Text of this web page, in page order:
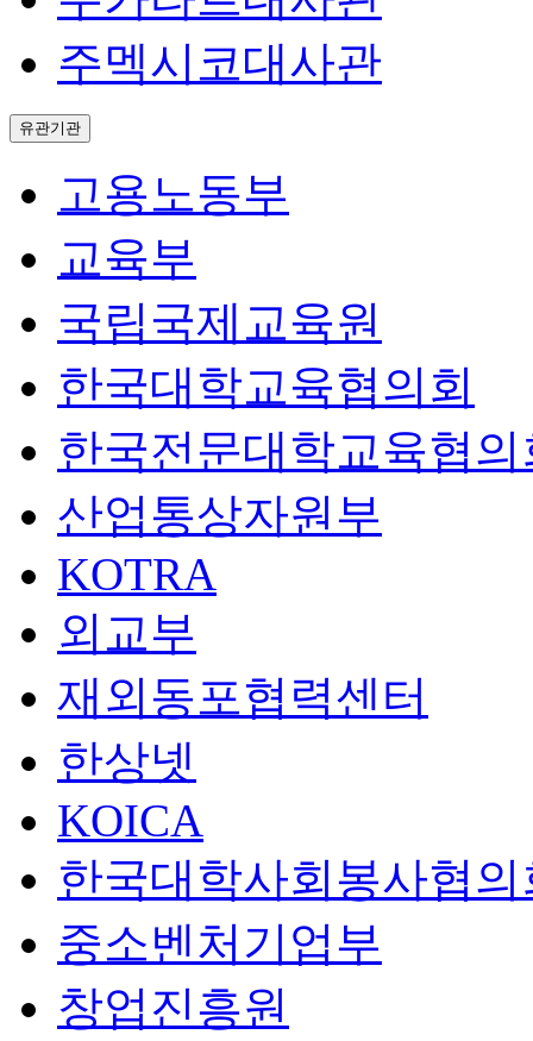
주멕시코대사관
유관기관
고용노동부
교육부
국립국제교육원
한국대학교육협의회
한국전문대학교육협의
산업통상자원부
KOTRA
외교부
재외동포협력센터
한상넷
KOICA
한국대학사회봉사협의
중소벤처기업부
창업진흥원